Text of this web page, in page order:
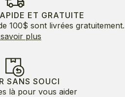
ET GRATUITE
100$ sont livrées gratuitement.
plus
SANS SOUCI
là pour vous aider